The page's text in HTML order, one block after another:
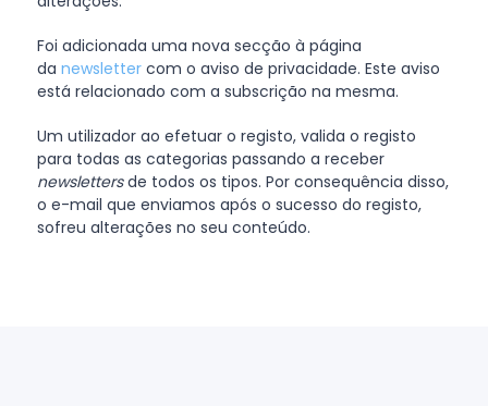
Foi adicionada uma nova secção à página
da newslettercom o aviso de privacidade. Este aviso
está relacionado com a subscrição na mesma.
Um utilizador ao efetuar o registo, valida o registo
para todas as categorias passando a receber
newslettersde todos os tipos. Por consequência disso,
o e-mail que enviamos após o sucesso do registo,
sofreu alterações no seu conteúdo.